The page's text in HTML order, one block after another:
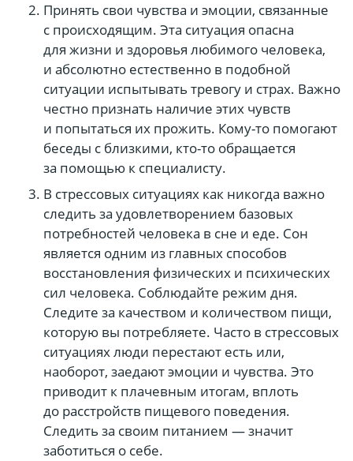
Принять свои чувства и эмоции, связанные
с происходящим. Эта ситуация опасна
для жизни и здоровья любимого человека,
и абсолютно естественно в подобной
ситуации испытывать тревогу и страх. Важно
честно признать наличие этих чувств
и попытаться их прожить. Кому-то помогают
беседы с близкими, кто-то обращается
за помощью к специалисту.
В стрессовых ситуациях как никогда важно
следить за удовлетворением базовых
потребностей человека в сне и еде. Сон
является одним из главных способов
восстановления физических и психических
сил человека. Соблюдайте режим дня.
Следите за качеством и количеством пищи,
которую вы потребляете. Часто в стрессовых
ситуациях люди перестают есть или,
наоборот, заедают эмоции и чувства. Это
приводит к плачевным итогам, вплоть
до расстройств пищевого поведения.
Следить за своим питанием — значит
заботиться о себе.